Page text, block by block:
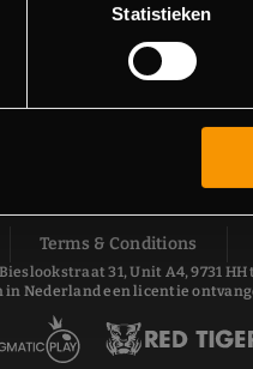
Statistieken
Terms & Conditions
31, Unit A4, 9731
Nederland een licentie